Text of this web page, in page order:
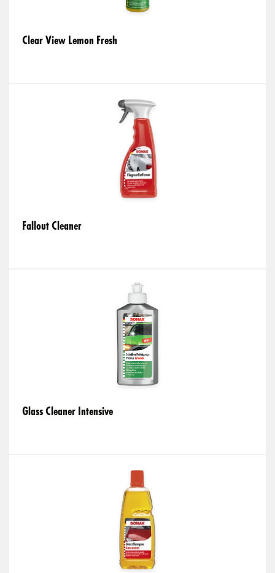
Clear View Lemon Fresh
Fallout Cleaner
Glass Cleaner Intensive